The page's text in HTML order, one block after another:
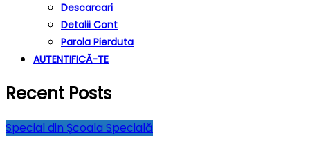
Descarcari
Detalii Cont
Parola Pierduta
AUTENTIFICĂ-TE
Recent Posts
Special din Școala Specială